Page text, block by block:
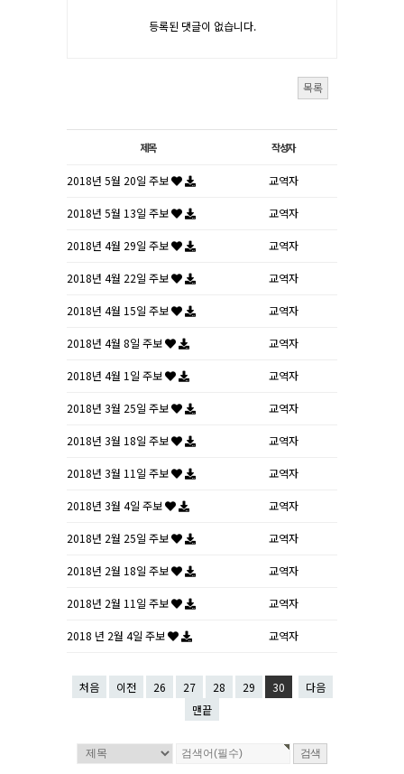
등록된 댓글이 없습니다.
목록
제목 작성자
2018년 5월 20일 주보 교역자
2018년 5월 13일 주보 교역자
2018년 4월 29일 주보 교역자
2018년 4월 22일 주보 교역자
2018년 4월 15일 주보 교역자
2018년 4월 8일 주보 교역자
2018년 4월 1일 주보 교역자
2018년 3월 25일 주보 교역자
2018년 3월 18일 주보 교역자
2018년 3월 11일 주보 교역자
2018년 3월 4일 주보 교역자
2018년 2월 25일 주보 교역자
2018년 2월 18일 주보 교역자
2018년 2월 11일 주보 교역자
2018 년 2월 4일 주보 교역자
처음 이전 26 27 28 29 30
다음
맨끝